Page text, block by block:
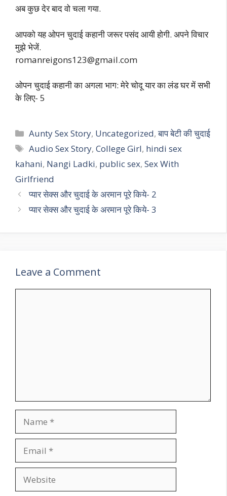
अब कुछ देर बाद वो चला गया.
आपको यह ओपन चुदाई कहानी जरूर पसंद आयी होगी. अपने विचार
मुझे भेजें.
romanreigons123@gmail.com
ओपन चुदाई कहानी का अगला भाग: मेरे चोदू यार का लंड घर में सभी
के लिए- 5
Categories
Aunty Sex Story, Uncategorized,बाप बेटी की चुदाई
Tags
Audio Sex Story,College Girl, hindi sex
kahani, Nangi Ladki, public sex, Sex With
Girlfriend
प्यार सेक्स और चुदाई के अरमान पूरे किये- 2
प्यार सेक्स और चुदाई के अरमान पूरे किये- 3
Leave a Comment